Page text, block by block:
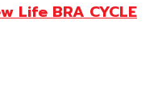
Life BRA CYCLE